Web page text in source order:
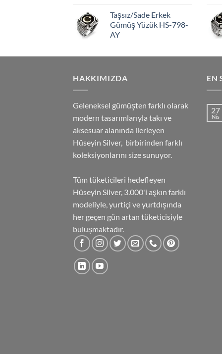
Taşsız/Sade Erkek
Gümüş Yüzük HS-798-
AY
HAKKIMIZDA
Geleneksel gümüşten farklı olarak
modern tasarımlarıyla takı ve
aksesuar alanında ilerleyen
Hüseyin Silver, birbirinden farklı
koleksiyonlarını size sunuyor.
Tüm tüketicileri hedefleyen
Hüseyin Silver, 3.000'i aşkın farklı
modeliyle, yurtiçi ve yurtdışında
her geçen gün artan tüketicisiyle
buluşmaktadır.
EN
27
Nis